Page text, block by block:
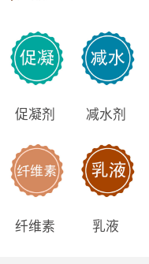
促凝剂 减水剂
纤维素 乳液